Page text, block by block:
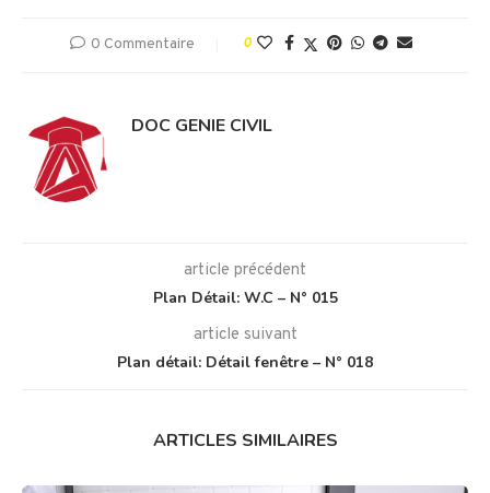
0 Commentaire 0
DOC GENIE CIVIL
article précédent
Plan Détail: W.C – N° 015
article suivant
Plan détail: Détail fenêtre – N° 018
ARTICLES SIMILAIRES